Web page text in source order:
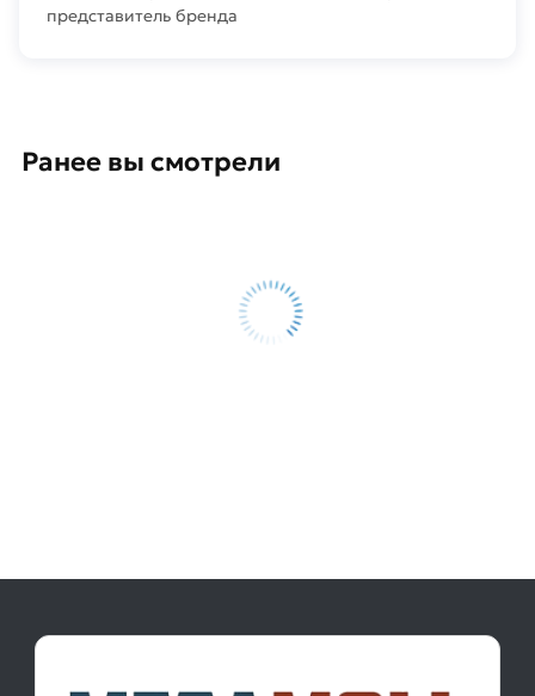
представитель бренда
Ранее вы смотрели